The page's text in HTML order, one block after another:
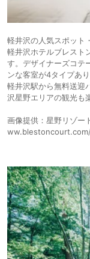
軽井沢の人気スポット
軽井沢ホテルブレスト
す。デザイナーズコテ
ンな客室が4タイプあ
軽井沢駅から無料送迎
沢星野エリアの観光も
画像提供：星野リゾ
ww.blestoncourt.com/